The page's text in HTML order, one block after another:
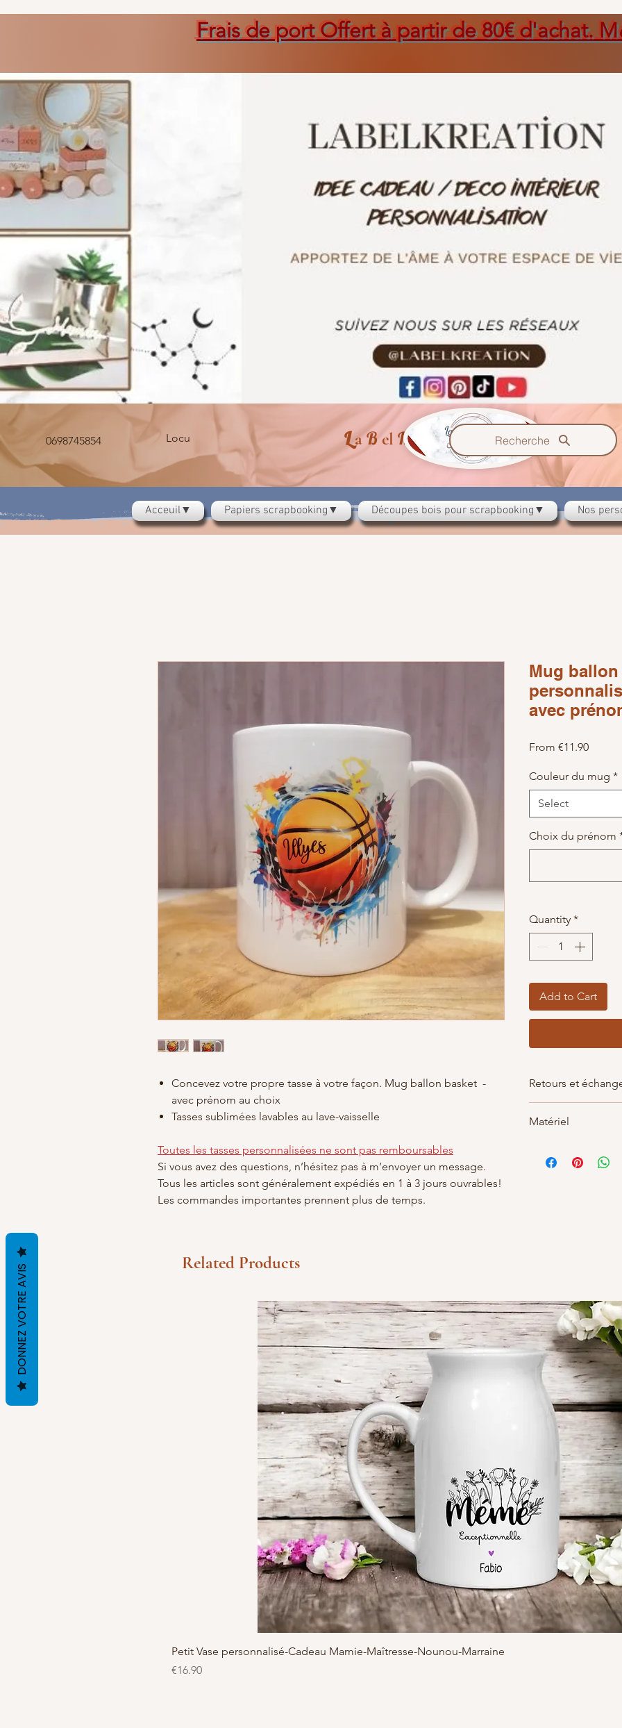
Frais de port Offert à partir de 80€ d'achat. M
Acceuil▼ Papiers scrapbooking▼ Découpes bois pour scrapbooking▼ Nos
0698745854 Locu LaB el Kreazzione Recherche
Concevez votre propre tasse à votre façon. Mug ballon basket -
avec prénom au choix
Tasses sublimées lavables au lave-vaisselle
Toutes les tasses personnalisées ne sont pas remboursables
Si vous avez des questions, n’hésitez pas à m’envoyer un message.
Tous les articles sont généralement expédiés en 1 à 3 jours ouvrables!
Les commandes importantes prennent plus de temps.
Mug
avec
From €11.90Sale
Couleur du mug *
Select
Choix du prénom
Quantity *
Add to Cart
Retours et
Mais n'hésitez pas
Matériel
Hauteur : 95 mm,
Related Products
Petit Vase personnalisé-Cadeau Mamie-Maîtresse-Nounou-Marraine
Price
€16.90
DONNEZ VOTRE AVIS